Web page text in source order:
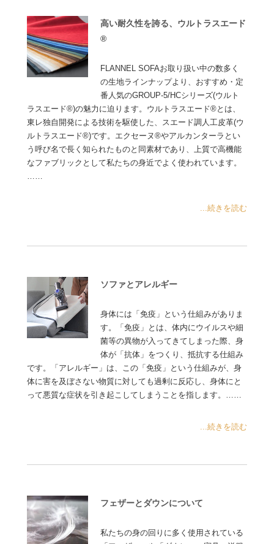
高い耐久性を誇る、ウルトラスエード
®
FLANNEL SOFAお取り扱い中の数多く
の生地ラインナップより、おすすめ・定
番人気のGROUP-5/HCシリーズ(ウルト
ラスエード®)の魅力に迫ります。ウルトラスエード®とは、
東レ独自開発による技術を駆使した、スエード調人工皮革(ウ
ルトラスエード®)です。エクセーヌ®やアルカンターラとい
う呼び名で長く知られたものと同素材であり、上質で高機能
なファブリックとして私たちの身近でよく使われています。
……
...続きを読む
ソファとアレルギー
身体には「免疫」という仕組みがありま
す。「免疫」とは、体内にウイルスや細
菌等の異物が入ってきてしまった際、身
体が「抗体」をつくり、抵抗する仕組み
です。「アレルギー」は、この「免疫」という仕組みが、身
体に害を及ぼさない物質に対しても過剰に反応し、身体にと
って悪質な症状を引き起こしてしまうことを指します。……
...続きを読む
フェザーとダウンについて
私たちの身の回りに多く使用されている